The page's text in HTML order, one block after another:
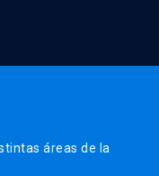
áreas de la